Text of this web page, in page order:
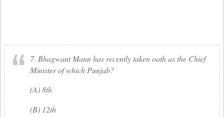
7. Bhagwant Mann has recently taken oath as the Chief
Minister of which Punjab?
(A) 8th
(B) 12th